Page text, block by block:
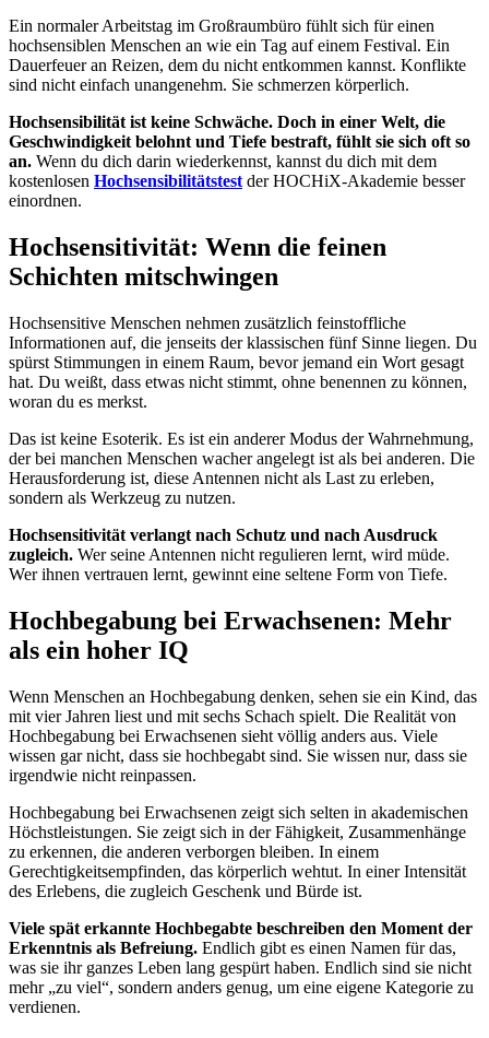
Ein normaler Arbeitstag im Großraumbüro fühlt sich für einen
hochsensiblen Menschen an wie ein Tag auf einem Festival. Ein
Dauerfeuer an Reizen, dem du nicht entkommen kannst. Konflikte
sind nicht einfach unangenehm. Sie schmerzen körperlich.
Hochsensibilität ist keine Schwäche. Doch in einer Welt, die
Geschwindigkeit belohnt und Tiefe bestraft, fühlt sie sich oft so
an. Wenn du dich darin wiederkennst, kannst du dich mit dem
kostenlosen Hochsensibilitätstestder HOCHiX-Akademie besser
einordnen.
Hochsensitivität: Wenn die feinen
Schichten mitschwingen
Hochsensitive Menschen nehmen zusätzlich feinstoffliche
Informationen auf, die jenseits der klassischen fünf Sinne liegen. Du
spürst Stimmungen in einem Raum, bevor jemand ein Wort gesagt
hat. Du weißt, dass etwas nicht stimmt, ohne benennen zu können,
woran du es merkst.
Das ist keine Esoterik. Es ist ein anderer Modus der Wahrnehmung,
der bei manchen Menschen wacher angelegt ist als bei anderen. Die
Herausforderung ist, diese Antennen nicht als Last zu erleben,
sondern als Werkzeug zu nutzen.
Hochsensitivität verlangt nach Schutz und nach Ausdruck
zugleich. Wer seine Antennen nicht regulieren lernt, wird müde.
Wer ihnen vertrauen lernt, gewinnt eine seltene Form von Tiefe.
Hochbegabung bei Erwachsenen: Mehr
als ein hoher IQ
Wenn Menschen an Hochbegabung denken, sehen sie ein Kind, das
mit vier Jahren liest und mit sechs Schach spielt. Die Realität von
Hochbegabung bei Erwachsenen sieht völlig anders aus. Viele
wissen gar nicht, dass sie hochbegabt sind. Sie wissen nur, dass sie
irgendwie nicht reinpassen.
Hochbegabung bei Erwachsenen zeigt sich selten in akademischen
Höchstleistungen. Sie zeigt sich in der Fähigkeit, Zusammenhänge
zu erkennen, die anderen verborgen bleiben. In einem
Gerechtigkeitsempfinden, das körperlich wehtut. In einer Intensität
des Erlebens, die zugleich Geschenk und Bürde ist.
Viele spät erkannte Hochbegabte beschreiben den Moment der
Erkenntnis als Befreiung. Endlich gibt es einen Namen für das,
was sie ihr ganzes Leben lang gespürt haben. Endlich sind sie nicht
mehr „zu viel“, sondern anders genug, um eine eigene Kategorie zu
verdienen.